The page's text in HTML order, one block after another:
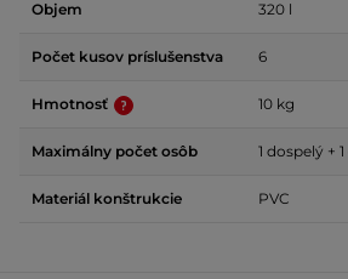
Objem 320 l
Počet kusov príslušenstva 6
Hmotnosť 10 kg
Maximálny počet osôb 1 dospelý +
Materiál konštrukcie PVC